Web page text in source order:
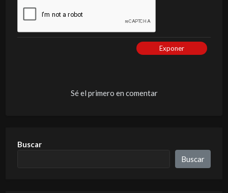
Exponer
Sé el primero en comentar
Buscar
Buscar